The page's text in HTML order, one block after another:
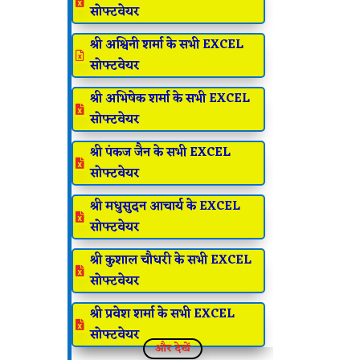
सोफ्टवेयर
 श्री अश्विनी शर्मा के सभी EXCEL
सोफ्टवेयर
 श्री अभिषेक शर्मा के सभी EXCEL
सोफ्टवेयर
 श्री पंकज जैन के सभी EXCEL
सोफ्टवेयर
 श्री मधुसुदन आचार्य के EXCEL
सोफ्टवेयर
 श्री कुशाल चौधरी के सभी EXCEL
सोफ्टवेयर
 श्री प्रवेश शर्मा के सभी EXCEL
सोफ्टवेयर
और देखें